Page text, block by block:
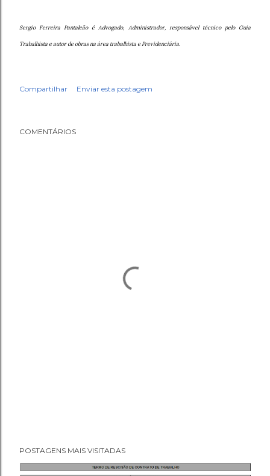
Sergio Ferreira Pantaleão é Advogado, Administrador, responsável técnico pelo Guia
Trabalhista e autor de obras na área trabalhista e Previdenciária.
Compartilhar Enviar esta postagem
COMENTÁRIOS
POSTAGENS MAIS VISITADAS